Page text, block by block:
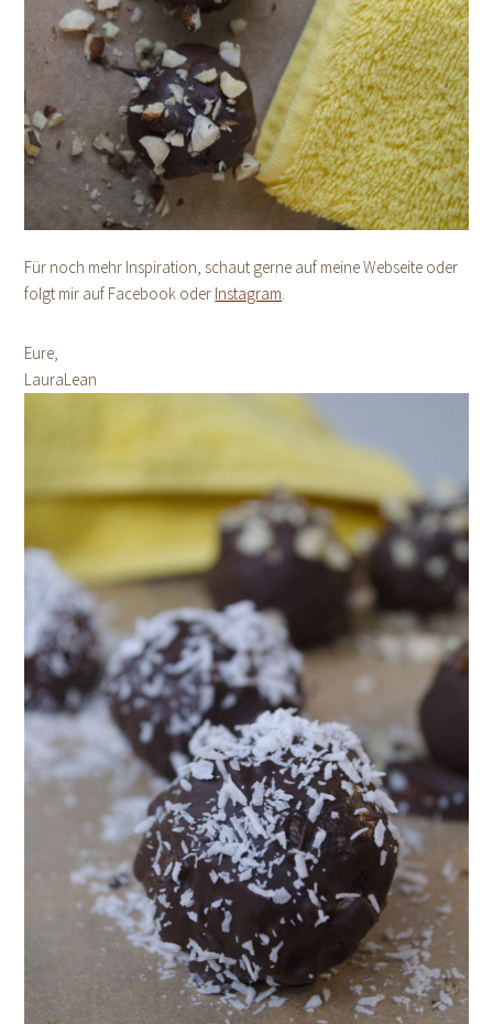
Für noch mehr Inspiration, schaut gerne auf meine Webseite oder
folgt mir auf Facebook oder Instagram
Eure,
LauraLean